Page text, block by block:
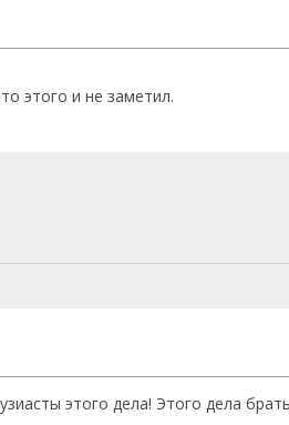
этого и не заметил.
этого дела! Этого дела